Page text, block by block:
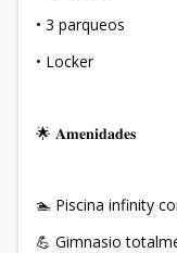
• 3 parqueos
• Locker
🌟 𝐀𝐦𝐞𝐧𝐢𝐝𝐚𝐝𝐞𝐬
🏊 Piscina infinity
💪 Gimnasio